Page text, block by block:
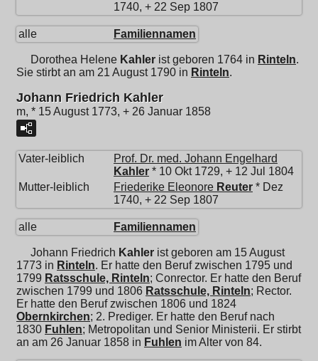
1740, + 22 Sep 1807
alle Familiennamen
Dorothea Helene Kahler ist geboren 1764 in Rinteln.
Sie stirbt an am 21 August 1790 in Rinteln.
Johann Friedrich Kahler
m, * 15 August 1773, + 26 Januar 1858
Vater-leiblich Prof. Dr. med. Johann Engelhard
Kahler * 10 Okt 1729, + 12 Jul 1804
Mutter-leiblich
Friederike Eleonore Reuter * Dez
1740, + 22 Sep 1807
alle Familiennamen
Johann Friedrich Kahler ist geboren am 15 August
1773 in Rinteln. Er hatte den Beruf zwischen 1795 und
1799 Ratsschule, Rinteln; Conrector. Er hatte den Beruf
zwischen 1799 und 1806 Ratsschule, Rinteln; Rector.
Er hatte den Beruf zwischen 1806 und 1824
Obernkirchen; 2. Prediger. Er hatte den Beruf nach
1830 Fuhlen; Metropolitan und Senior Ministerii. Er stirbt
an am 26 Januar 1858 in Fuhlen im Alter von 84.